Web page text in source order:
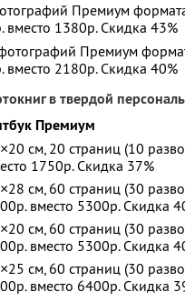
Премиум
вместо 1380р. Скидка 43%
Премиум
вместо 2180р. Скидка 40%
в твердой
Премиум
см, 20 страниц (10
1750р. Скидка 37%
см, 60 страниц (30
вместо 5300р. Скидка
см, 60 страниц (30
вместо 5300р. Скидка
см, 60 страниц (30
вместо 6400р. Скидка